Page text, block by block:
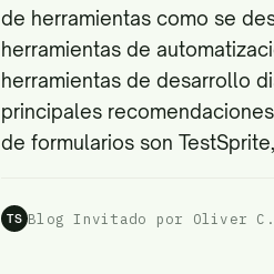
de herramientas como se
herramientas de
herramientas de desarrollo
principales
de formularios son
TS Blog Invitado por Oliver C.